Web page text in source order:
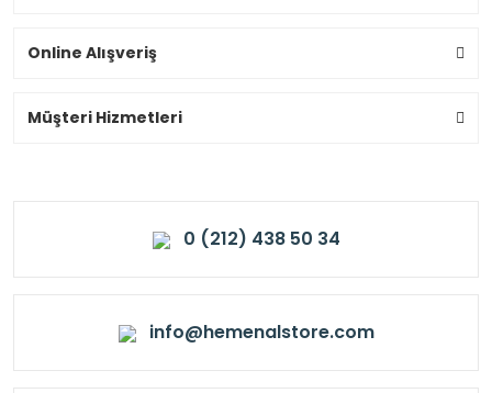
Online Alışveriş
Müşteri Hizmetleri
0 (212) 438 50 34
info@hemenalstore.com